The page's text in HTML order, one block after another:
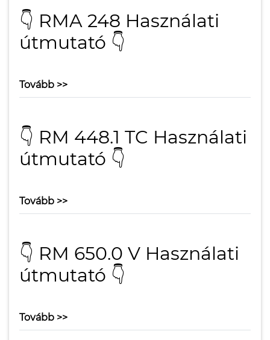
👇 RMA 248 Használati
útmutató 👇
Tovább >>
👇 RM 448.1 TC Használati
útmutató 👇
Tovább >>
👇 RM 650.0 V Használati
útmutató 👇
Tovább >>